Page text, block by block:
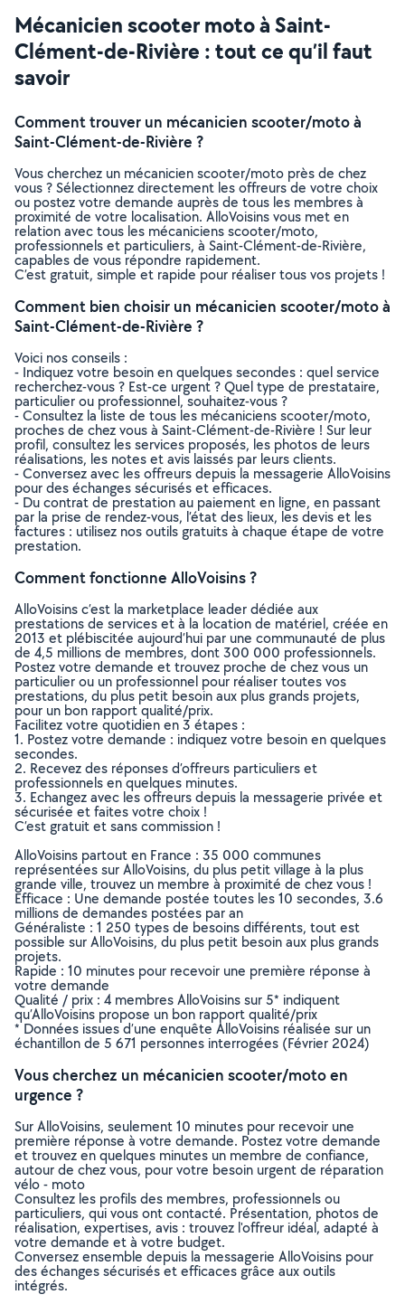
Mécanicien scooter moto à Saint-
Clément-de-Rivière : tout ce qu’il faut
savoir
Comment trouver un mécanicien scooter/moto à
Saint-Clément-de-Rivière ?
Vous cherchez un mécanicien scooter/moto près de chez
vous ? Sélectionnez directement les offreurs de votre choix
ou postez votre demande auprès de tous les membres à
proximité de votre localisation. AlloVoisins vous met en
relation avec tous les mécaniciens scooter/moto,
professionnels et particuliers, à Saint-Clément-de-Rivière,
capables de vous répondre rapidement.
C’est gratuit, simple et rapide pour réaliser tous vos projets !
Comment bien choisir un mécanicien scooter/moto à
Saint-Clément-de-Rivière ?
Voici nos conseils :
- Indiquez votre besoin en quelques secondes : quel service
recherchez-vous ? Est-ce urgent ? Quel type de prestataire,
particulier ou professionnel, souhaitez-vous ?
- Consultez la liste de tous les mécaniciens scooter/moto,
proches de chez vous à Saint-Clément-de-Rivière ! Sur leur
profil, consultez les services proposés, les photos de leurs
réalisations, les notes et avis laissés par leurs clients.
- Conversez avec les offreurs depuis la messagerie AlloVoisins
pour des échanges sécurisés et efficaces.
- Du contrat de prestation au paiement en ligne, en passant
par la prise de rendez-vous, l’état des lieux, les devis et les
factures : utilisez nos outils gratuits à chaque étape de votre
prestation.
Comment fonctionne AlloVoisins ?
AlloVoisins c’est la marketplace leader dédiée aux
prestations de services et à la location de matériel, créée en
2013 et plébiscitée aujourd’hui par une communauté de plus
de 4,5 millions de membres, dont 300 000 professionnels.
Postez votre demande et trouvez proche de chez vous un
particulier ou un professionnel pour réaliser toutes vos
prestations, du plus petit besoin aux plus grands projets,
pour un bon rapport qualité/prix.
Facilitez votre quotidien en 3 étapes :
1. Postez votre demande : indiquez votre besoin en quelques
secondes.
2. Recevez des réponses d’offreurs particuliers et
professionnels en quelques minutes.
3. Echangez avec les offreurs depuis la messagerie privée et
sécurisée et faites votre choix !
C’est gratuit et sans commission !
AlloVoisins partout en France : 35 000 communes
représentées sur AlloVoisins, du plus petit village à la plus
grande ville, trouvez un membre à proximité de chez vous !
Efficace : Une demande postée toutes les 10 secondes, 3.6
millions de demandes postées par an
Généraliste : 1 250 types de besoins différents, tout est
possible sur AlloVoisins, du plus petit besoin aux plus grands
projets.
Rapide : 10 minutes pour recevoir une première réponse à
votre demande
Qualité / prix : 4 membres AlloVoisins sur 5* indiquent
qu’AlloVoisins propose un bon rapport qualité/prix
* Données issues d’une enquête AlloVoisins réalisée sur un
échantillon de 5 671 personnes interrogées (Février 2024)
Vous cherchez un mécanicien scooter/moto en
urgence ?
Sur AlloVoisins, seulement 10 minutes pour recevoir une
première réponse à votre demande. Postez votre demande
et trouvez en quelques minutes un membre de confiance,
autour de chez vous, pour votre besoin urgent de réparation
vélo - moto
Consultez les profils des membres, professionnels ou
particuliers, qui vous ont contacté. Présentation, photos de
réalisation, expertises, avis : trouvez l'offreur idéal, adapté à
votre demande et à votre budget.
Conversez ensemble depuis la messagerie AlloVoisins pour
des échanges sécurisés et efficaces grâce aux outils
intégrés.